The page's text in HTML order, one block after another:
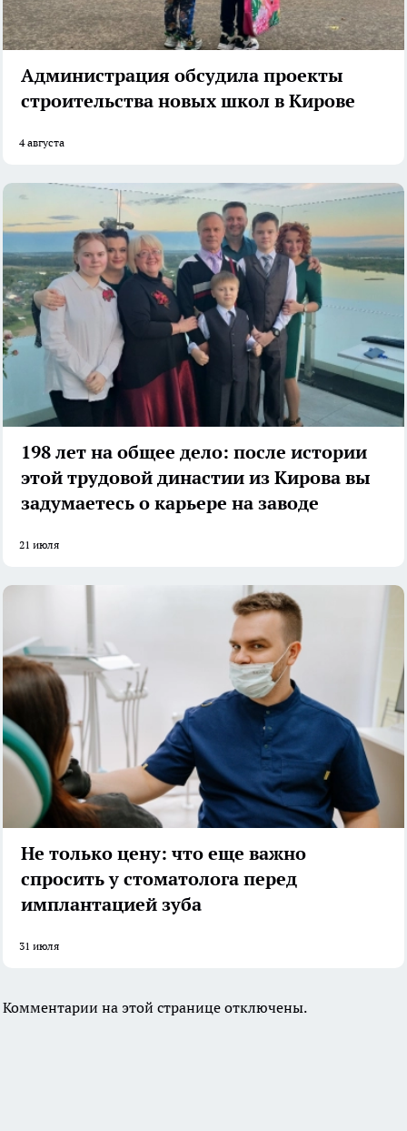
Администрация обсудила проекты
строительства новых школ в Кирове
4 августа
198 лет на общее дело: после истории
этой трудовой династии из Кирова вы
задумаетесь о карьере на заводе
21 июля
Не только цену: что еще важно
спросить у стоматолога перед
имплантацией зуба
31 июля
Комментарии на этой странице отключены.